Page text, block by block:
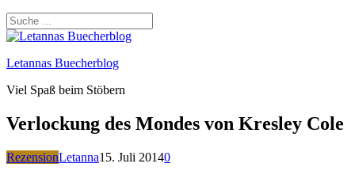
Letannas Buecherblog
Viel Spaß beim Stöbern
Verlockung des Mondes von Kresley Cole
RezensionLetanna15. Juli 20140